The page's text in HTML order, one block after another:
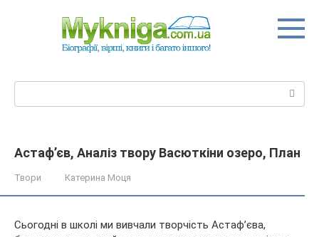
Астаф’єв, Аналіз твору Васюткіни озеро, План
Твори Катерина Моця
Сьогодні в школі ми вивчали творчість Астаф’єва,